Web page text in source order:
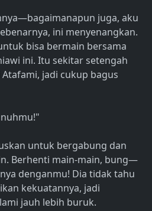
juga, aku
ini menyenangkan.
bisa bermain bersama
ini. Itu sekitar setengah
jadi cukup bagus
untuk bergabung dan
Berhenti main-main, bung—
denganmu! Dia tidak tahu
kekuatannya, jadi
jauh lebih buruk.